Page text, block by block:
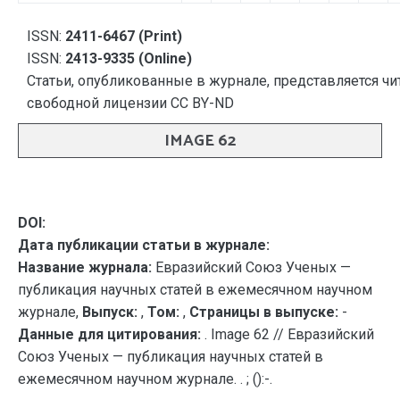
ISSN: 2411-6467 (Print)
ISSN: 2413-9335 (Online)
Статьи, опубликованные в журнале, представляется
свободной лицензии CC BY-ND
IMAGE 62
DOI:
Дата публикации статьи в журнале:
Название журнала: Евразийский Союз Ученых —
публикация научных статей в ежемесячном научном
журнале, Выпуск: , Том: , Страницы в выпуске: -
Данные для цитирования: . Image 62 // Евразийский
Союз Ученых — публикация научных статей в
ежемесячном научном журнале. . ; ():-.